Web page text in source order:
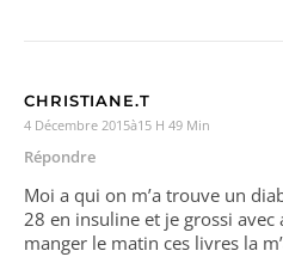
CHRISTIANE.T
4 Décembre 2015à15 H 49 Min
Répondre
Moi a qui on m’a trouve un
28 en insuline et je grossi avec
manger le matin ces livres la